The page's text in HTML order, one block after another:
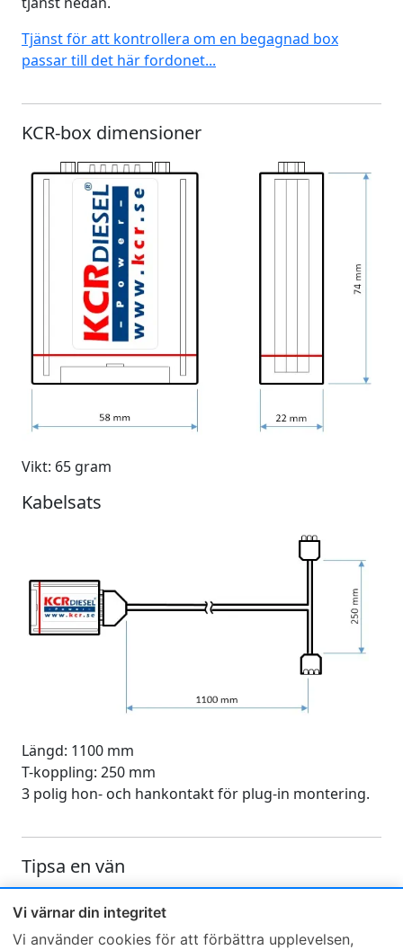
Vi värnar din integritet
Vi använder cookies för att förbättra upplevelsen,
Tjänst för att kontrollera om en begagnad box
passar till det här fordonet...
KCR-box dimensioner
Vikt: 65 gram
Kabelsats
Längd: 1100 mm
T-koppling: 250 mm
3 polig hon- och hankontakt för plug-in montering.
Tipsa en vän
Skicka ett e-mail och tipsa en vän om denna produkt